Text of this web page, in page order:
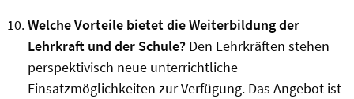
Welche Vorteile bietet die Weiterbildung der
Lehrkraft und der Schule? Den Lehrkräften stehen
perspektivisch neue unterrichtliche
Einsatzmöglichkeiten zur Verfügung. Das Angebot ist